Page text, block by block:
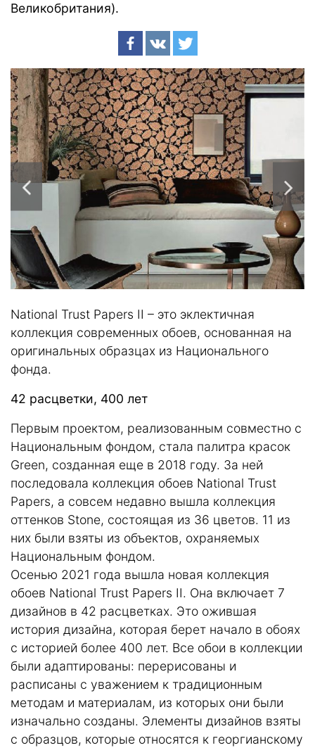
Великобритания).
National Trust Papers II – это эклектичная
коллекция современных обоев, основанная на
оригинальных образцах из Национального
фонда.
42 расцветки, 400 лет
Первым проектом, реализованным совместно с
Национальным фондом, стала палитра красок
Green, созданная еще в 2018 году. За ней
последовала коллекция обоев National Trust
Papers, а совсем недавно вышла коллекция
оттенков Stone, состоящая из 36 цветов. 11 из
них были взяты из объектов, охраняемых
Национальным фондом.
Осенью 2021 года вышла новая коллекция
обоев National Trust Papers II. Она включает 7
дизайнов в 42 расцветках. Это ожившая
история дизайна, которая берет начало в обоях
с историей более 400 лет. Все обои в коллекции
были адаптированы: перерисованы и
расписаны с уважением к традиционным
методам и материалам, из которых они были
изначально созданы. Элементы дизайнов взяты
с образцов, которые относятся к георгианскому